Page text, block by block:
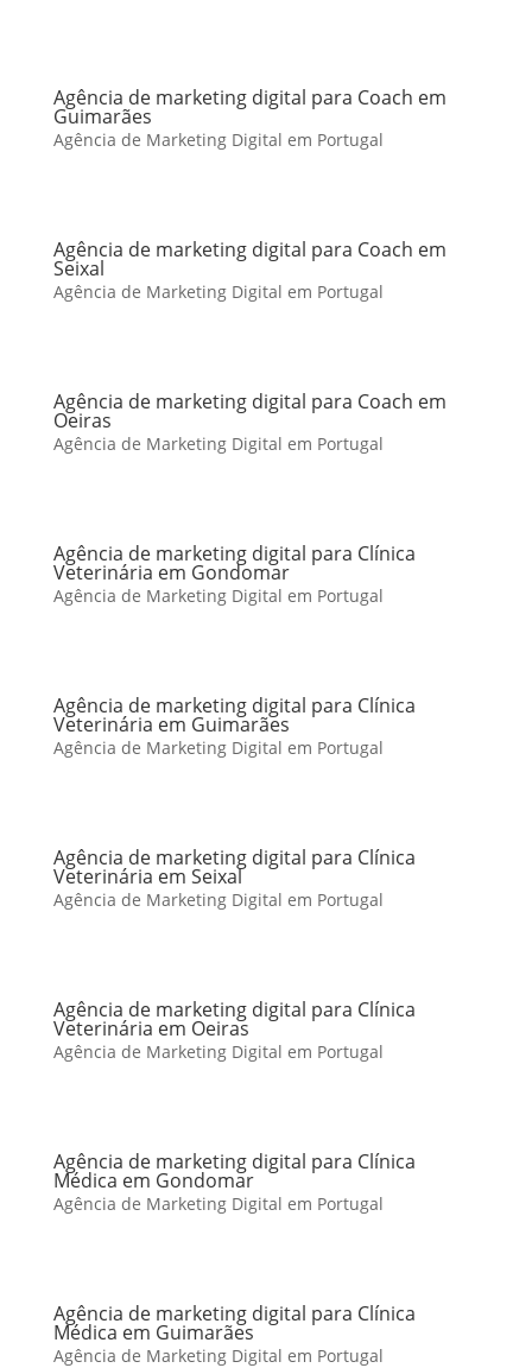
Agência de marketing digital para Coach em
Guimarães
Agência de Marketing Digital em Portugal
Agência de marketing digital para Coach em
Seixal
Agência de Marketing Digital em Portugal
Agência de marketing digital para Coach em
Oeiras
Agência de Marketing Digital em Portugal
Agência de marketing digital para Clínica
Veterinária em Gondomar
Agência de Marketing Digital em Portugal
Agência de marketing digital para Clínica
Veterinária em Guimarães
Agência de Marketing Digital em Portugal
Agência de marketing digital para Clínica
Veterinária em Seixal
Agência de Marketing Digital em Portugal
Agência de marketing digital para Clínica
Veterinária em Oeiras
Agência de Marketing Digital em Portugal
Agência de marketing digital para Clínica
Médica em Gondomar
Agência de Marketing Digital em Portugal
Agência de marketing digital para Clínica
Médica em Guimarães
Agência de Marketing Digital em Portugal